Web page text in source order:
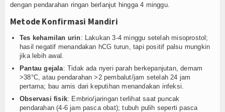
dengan pendarahan ringan berlanjut hingga 4 minggu.
Metode Konfirmasi Mandiri
Tes kehamilan urin: Lakukan 3-4 minggu setelah misoprostol;
hasil negatif menandakan hCG turun, tapi positif palsu mungkin
jika lebih awal.
Pantau gejala: Tidak ada nyeri parah berkepanjutan, demam
>38°C, atau pendarahan >2 pembalut/jam setelah 24 jam
pertama; bau amis dari keputihan menandakan infeksi.
Observasi fisik: Embrio/jaringan terlihat saat puncak
pendarahan (4-6 jam pasca obat); tubuh pulih seperti pasca